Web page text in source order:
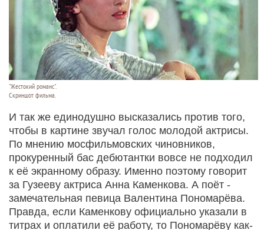
"Жестокий романс".
Скриншот фильма.
И так же единодушно высказались против того,
чтобы в картине звучал голос молодой актрисы.
По мнению мосфильмовских чиновников,
прокуренный бас дебютантки вовсе не подходил
к её экранному образу. Именно поэтому говорит
за Гузееву актриса Анна Каменкова. А поёт -
замечательная певица Валентина Пономарёва.
Правда, если Каменкову официально указали в
титрах и оплатили её работу, то Пономарёву как-